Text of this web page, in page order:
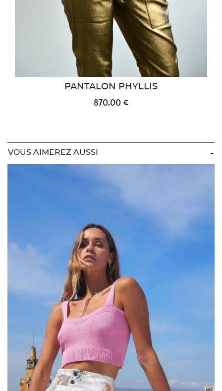
PANTALON PHYLLIS
870,00 €
VOUS AIMEREZ AUSSI